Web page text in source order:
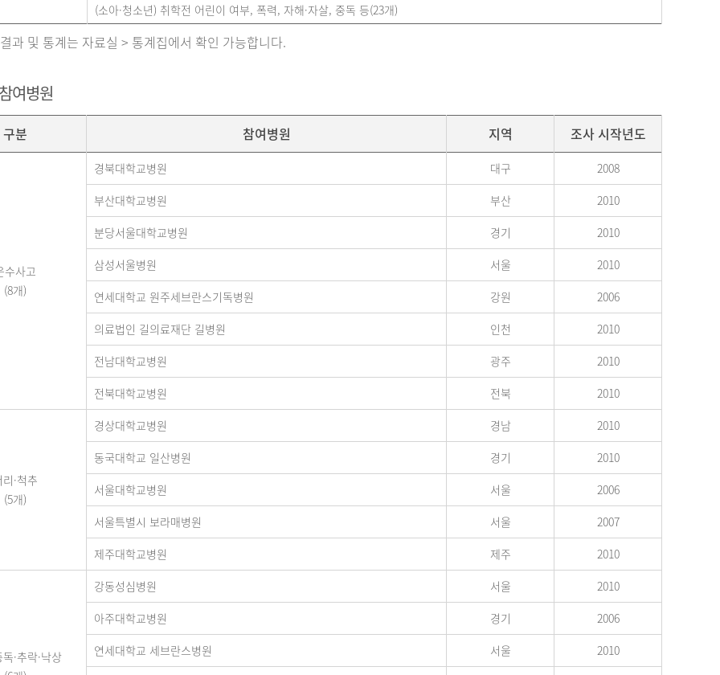
(소아·청소년) 취학전 어린이 여부, 폭력, 자해·자살, 중독 등(23개)
과 및 통계는 자료실 > 통계집에서 확인 가능합니다.
여병원
구분 참여병원 지역 조사 시작년도
수사고
(8개)
경북대학교병원 대구
2008
부산대학교병원
부산
2010
분당서울대학교병원
경기
2010
삼성서울병원
서울
2010
연세대학교 원주세브란스기독병원
강원
2006
의료법인 길의료재단 길병원
인천
2010
전남대학교병원
광주
2010
전북대학교병원
전북 2010
·척추
(5개)
경상대학교병원 경남
2010
동국대학교 일산병원
경기
2010
서울대학교병원
서울
2006
서울특별시 보라매병원
서울
2007
제주대학교병원
제주 2010
·추락·낙상
강동성심병원 서울
2010
아주대학교병원
경기
2006
연세대학교 세브란스병원
서울
2010